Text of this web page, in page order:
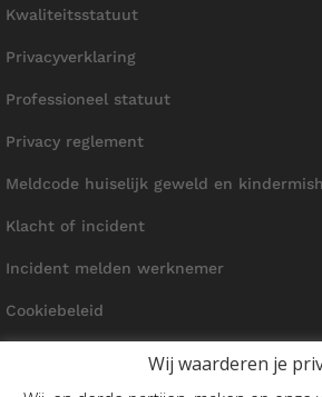
Kwaliteitsstatuut
Privacyverklaring
Professioneel statuut
Privacy reglement
Meldcode huiselijk geweld en
Klacht of incident
Incident melden werknemer
Cookiebeleid
Wij waarderen je